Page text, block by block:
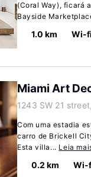
(Coral Way), ficará
Bayside
1.0 km Wi-
Miami Art
1243 SW 21
Com uma estadia
carro de Brickell
Esta villa... Leia
0.2 km Wi-